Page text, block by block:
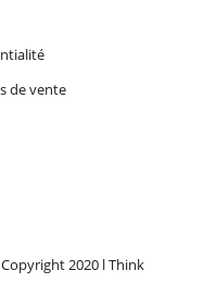
de vente
2020 l Think